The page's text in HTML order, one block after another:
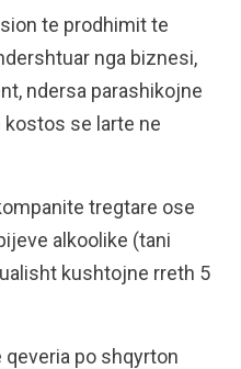
te prodhimit te
nga biznesi,
ndersa parashikojne
se larte ne
tregtare ose
alkoolike (tani
kushtojne rreth 5
po shqyrton